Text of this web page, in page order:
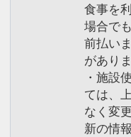
食事を
場合で
前払い
がありま
・施設
ては、
なく変
新の情